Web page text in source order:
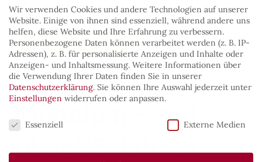
Zur Terminbuchung
Akupunktur in
München – mit
über 25 Jahren
Wir verwenden Cookies und andere Technologien auf unserer
Website. Einige von ihnen sind essenziell, während andere uns
helfen, diese Website und Ihre Erfahrung zu verbessern.
Personenbezogene Daten können verarbeitet werden (z. B. IP-
Adressen), z. B. für personalisierte Anzeigen und Inhalte oder
Anzeigen- und Inhaltsmessung. Weitere Informationen über
die Verwendung Ihrer Daten finden Sie in unserer
Datenschutzerklärung. Sie können Ihre Auswahl jederzeit unter
Einstellungen widerrufen oder anpassen.
Essenziell Externe Medien